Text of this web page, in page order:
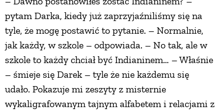
pytam Darka, kiedy już zaprzyjaźniliśmy się na
tyle, że mogę postawić to pytanie. – Normalnie,
jak każdy, w szkole – odpowiada. – No tak, ale w
szkole to każdy chciał być Indianinem… – Właśnie
– śmieje się Darek – tyle że nie każdemu się
udało. Pokazuje mi zeszyty z misternie
wykaligrafowanym tajnym alfabetem i relacjami z